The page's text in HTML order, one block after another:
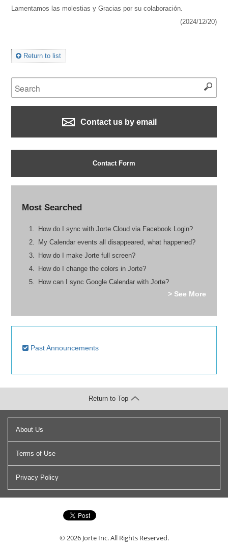
Lamentamos las molestias y Gracias por su colaboración.
(2024/12/20)
Return to list
Contact us by email
Contact Form
Most Searched
How do I sync with Jorte Cloud via Facebook Login?
My Calendar events all disappeared, what happened?
How do I make Jorte full screen?
How do I change the colors in Jorte?
How can I sync Google Calendar with Jorte?
> See More
Past Announcements
About Us
Terms of Use
Privacy Policy
© 2026 Jorte Inc.All Rights Reserved.
Return to Top